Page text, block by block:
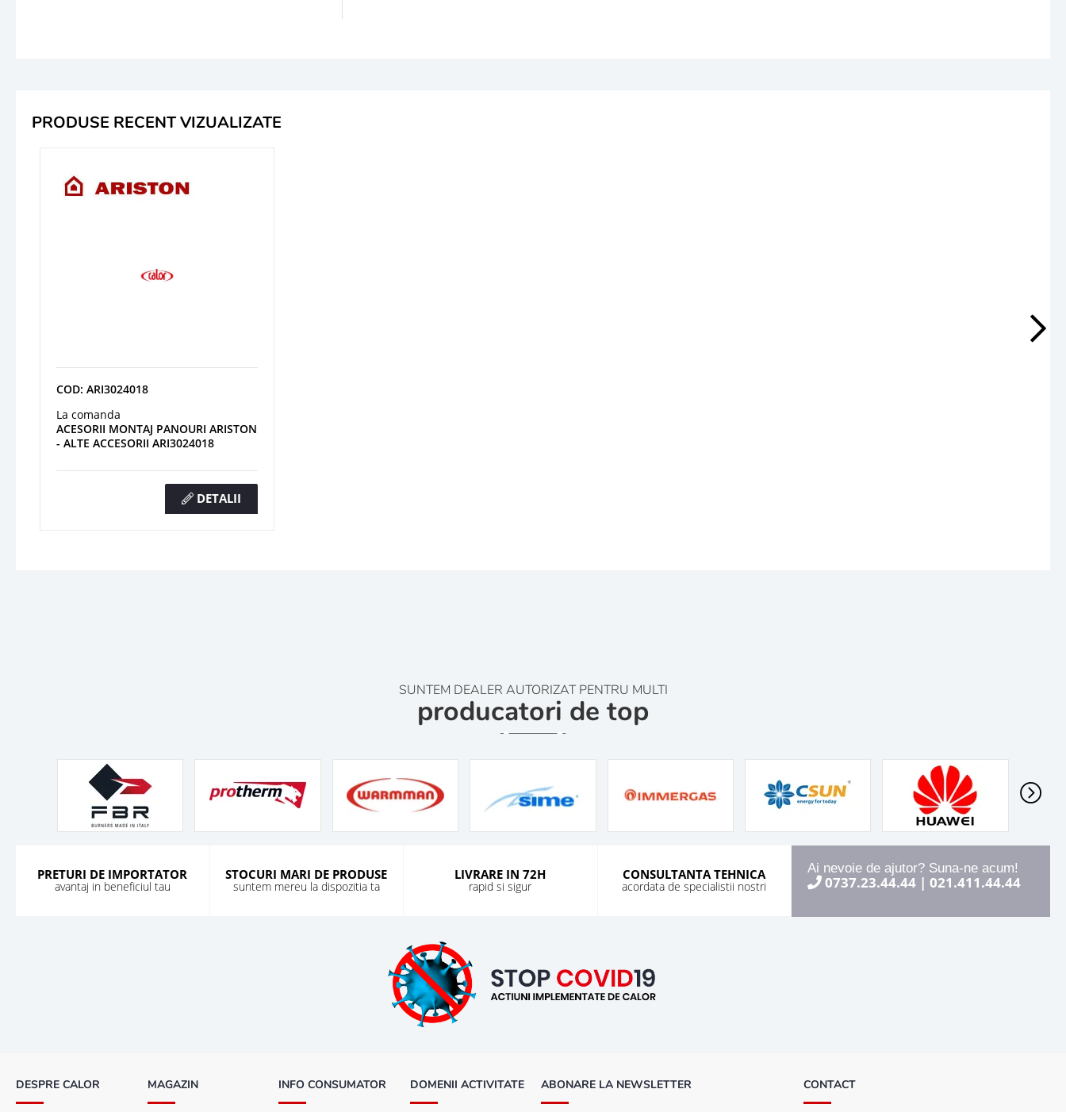
PRODUSE RECENT VIZUALIZATE
COD: ARI3024018
La comanda
ACESORII MONTAJ PANOURI ARISTON
- ALTE ACCESORII ARI3024018
DETALII
SUNTEM DEALER AUTORIZAT PENTRU MULTI
producatori de top
PRETURI DE IMPORTATOR
avantaj in beneficiul tau
STOCURI MARI DE PRODUSE
suntem mereu la dispozitia ta
LIVRARE IN 72H
rapid si sigur
CONSULTANTA TEHNICA
acordata de specialistii nostri
Ai nevoie de ajutor? Suna-ne acum!
0737.23.44.44 | 021.411.44.44
DESPRE CALOR MAGAZIN INFO CONSUMATOR DOMENII ACTIVITATE ABONARE LA NEWSLETTER CONTACT